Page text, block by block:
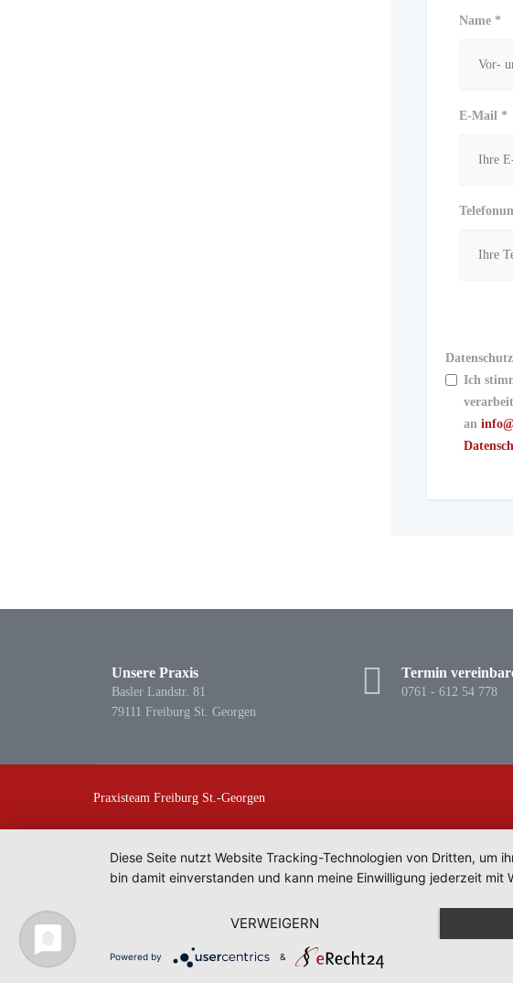
Name *
E-Mail *
Datenschutz
Ich
an
Unsere Praxis
Basler Landstr. 81
79111 Freiburg St. Georgen
Termin
0761 - 612 54 778
Praxisteam Freiburg St.-Georgen
Diese Seite nutzt Website Tracking-Technologien von Dritten,
bin damit einverstanden und kann meine Einwilligung jederzeit
VERWEIGERN
Powered by &